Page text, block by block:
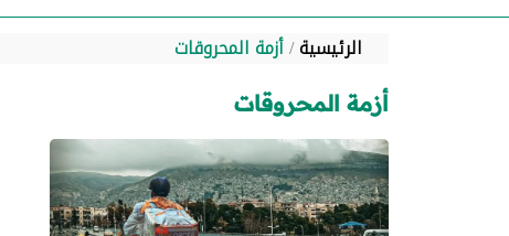
الرئيسية أزمة المحروقات
أزمة المحروقات